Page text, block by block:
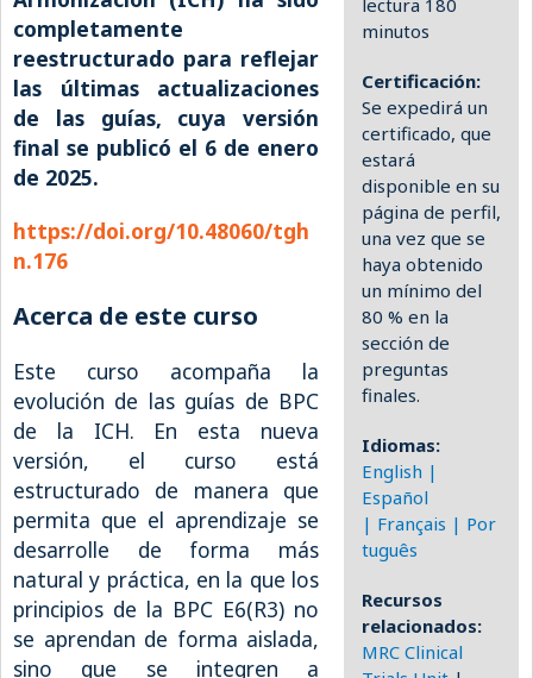
Translations
For Individuals
For Teams
Webinars and Workshops
Resources Gateway
Donate
FAQ
Contact
minutos
Certificación:
Se expedirá un
certificado, que
estará
disponible en su
página de perfil,
una vez que se
haya obtenido
un mínimo del
80 % en la
sección de
preguntas
finales.
Idiomas:
English |
Español
| Français | Por
tuguês
Recursos
relacionados:
MRC Clinical
completamente
reestructurado para reflejar
las últimas actualizaciones
de las guías, cuya versión
final se publicó el 6 de enero
de 2025.
https://doi.org/10.48060/tgh
n.176
Acerca de este curso
Este curso acompaña la
evolución de las guías de BPC
de la ICH. En esta nueva
versión, el curso está
estructurado de manera que
permita que el aprendizaje se
desarrolle de forma más
natural y práctica, en la que los
principios de la BPC E6(R3) no
se aprendan de forma aislada,
sino que se integren a